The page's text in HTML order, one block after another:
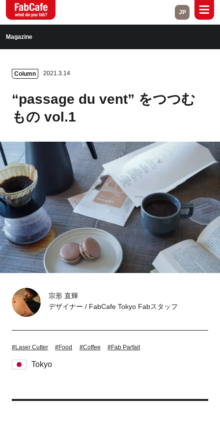
Open Labs Project Cases
Close
Branch List
Tokyo Fuji
Nagoya Kyoto
Osaka Hida
Chiba
Toulouse Strasbourg
Mexico City
JP
Magazine
Column 2021.3.14
“passage du vent” をつつむ
もの vol.1
宗形 直輝
デザイナー / FabCafe Tokyo Fabスタッフ
#Laser Cutter #Food #Coffee #Fab Parfait
Tokyo